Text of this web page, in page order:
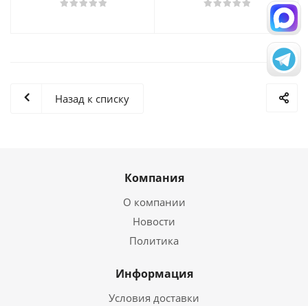
Назад к списку
Компания
О компании
Новости
Политика
Информация
Условия доставки